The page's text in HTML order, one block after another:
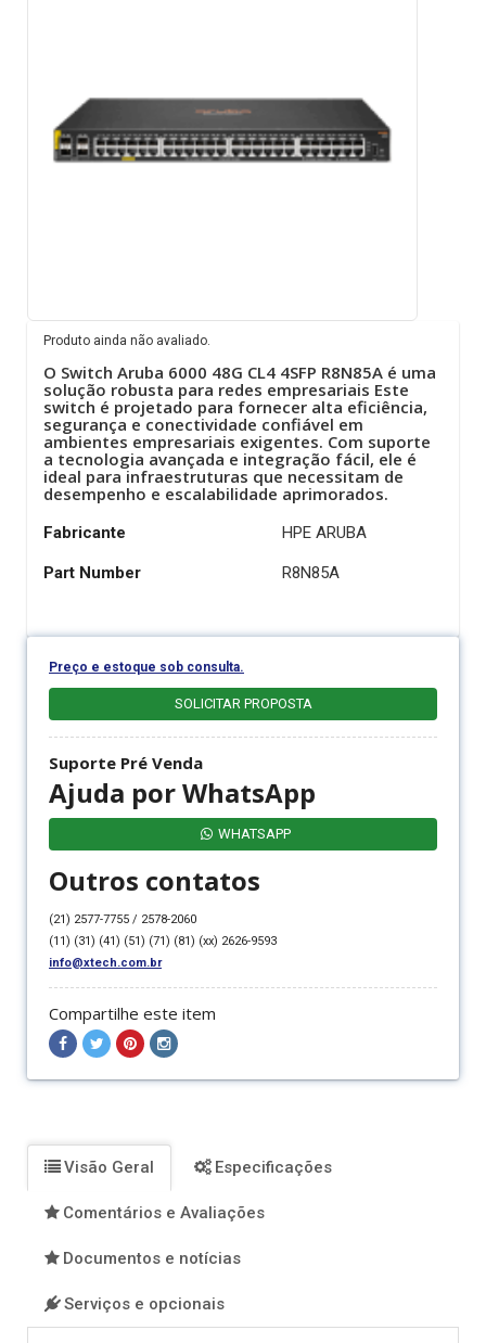
Produto ainda não avaliado.
O Switch Aruba 6000 48G CL4 4SFP R8N85A é uma
solução robusta para redes empresariais Este
switch é projetado para fornecer alta eficiência,
segurança e conectividade confiável em
ambientes empresariais exigentes. Com suporte
a tecnologia avançada e integração fácil, ele é
ideal para infraestruturas que necessitam de
desempenho e escalabilidade aprimorados.
Fabricante HPE ARUBA
Part Number R8N85A
Preço e estoque sob consulta.
SOLICITAR PROPOSTA
Suporte Pré Venda
Ajuda por WhatsApp
WHATSAPP
Outros contatos
(21) 2577-7755 / 2578-2060
(11) (31) (41) (51) (71) (81) (xx) 2626-9593
info@xtech.com.br
Compartilhe este item
Compartilhar
Compartilhar
Compartilhar
Compartilhar
Visão Geral Especificações
Comentários e Avaliações
Documentos e notícias
Serviços e opcionais